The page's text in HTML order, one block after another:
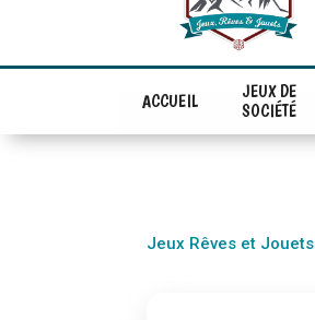
ACCUEIL
JEUX DE
SOCIÉTÉ
Jeux Rêves et Jouets